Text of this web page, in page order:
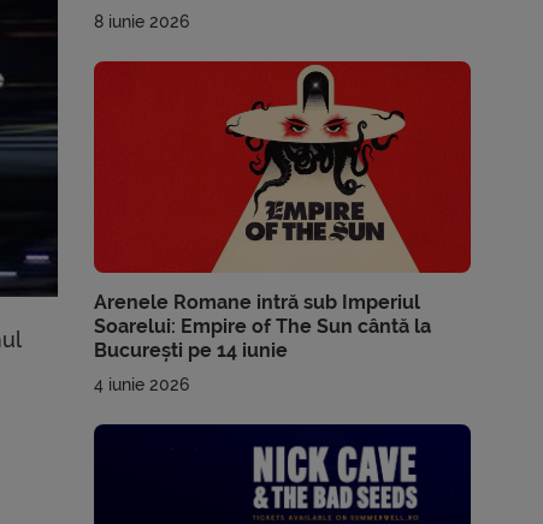
8 iunie 2026
Arenele Romane intră sub Imperiul
Soarelui: Empire of The Sun cântă la
București pe 14 iunie
4 iunie 2026